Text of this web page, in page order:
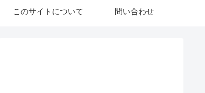
このサイトについて 問い合わせ